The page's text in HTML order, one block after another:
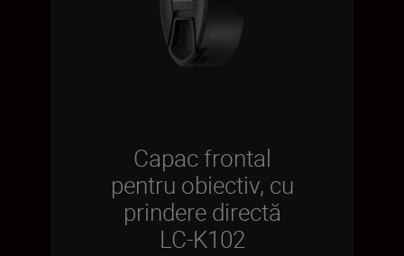
Capac frontal
pentru obiectiv, cu
prindere directă
LC-K102